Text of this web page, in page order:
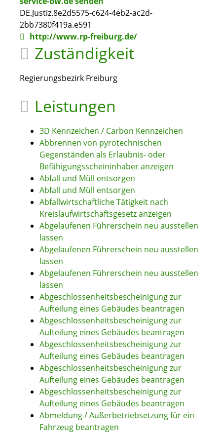
DE.Justiz.8e2d5575-c624-4eb2-ac2d-
2bb7380f419a.e591
http://www.rp-freiburg.de/
Zuständigkeit
Regierungsbezirk Freiburg
Leistungen
3D Kennzeichen / Carbon Kennzeichen
Abbrennen von pyrotechnischen
Gegenständen als Erlaubnis- oder
Befähigungsscheininhaber anzeigen
Abfall und Müll entsorgen
Abfall und Müll entsorgen
Abfallwirtschaftliche Tätigkeit nach
Kreislaufwirtschaftsgesetz anzeigen
Abgelaufenen Führerschein neu ausstellen
lassen
Abgelaufenen Führerschein neu ausstellen
lassen
Abgelaufenen Führerschein neu ausstellen
lassen
Abgeschlossenheitsbescheinigung zur
Aufteilung eines Gebäudes beantragen
Abgeschlossenheitsbescheinigung zur
Aufteilung eines Gebäudes beantragen
Abgeschlossenheitsbescheinigung zur
Aufteilung eines Gebäudes beantragen
Abgeschlossenheitsbescheinigung zur
Aufteilung eines Gebäudes beantragen
Abgeschlossenheitsbescheinigung zur
Aufteilung eines Gebäudes beantragen
Abmeldung / Außerbetriebsetzung für ein
Fahrzeug beantragen